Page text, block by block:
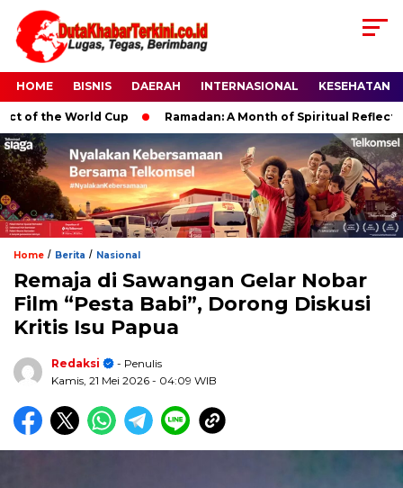
HOME BISNIS DAERAH INTERNASIONAL KESEHATAN
Cup Ramadan: A Month of Spiritual Reflection,
Home / Berita / Nasional
Remaja di Sawangan Gelar Nobar
Film “Pesta Babi”, Dorong Diskusi
Kritis Isu Papua
Redaksi
- Penulis
Kamis, 21 Mei 2026 - 04:09 WIB